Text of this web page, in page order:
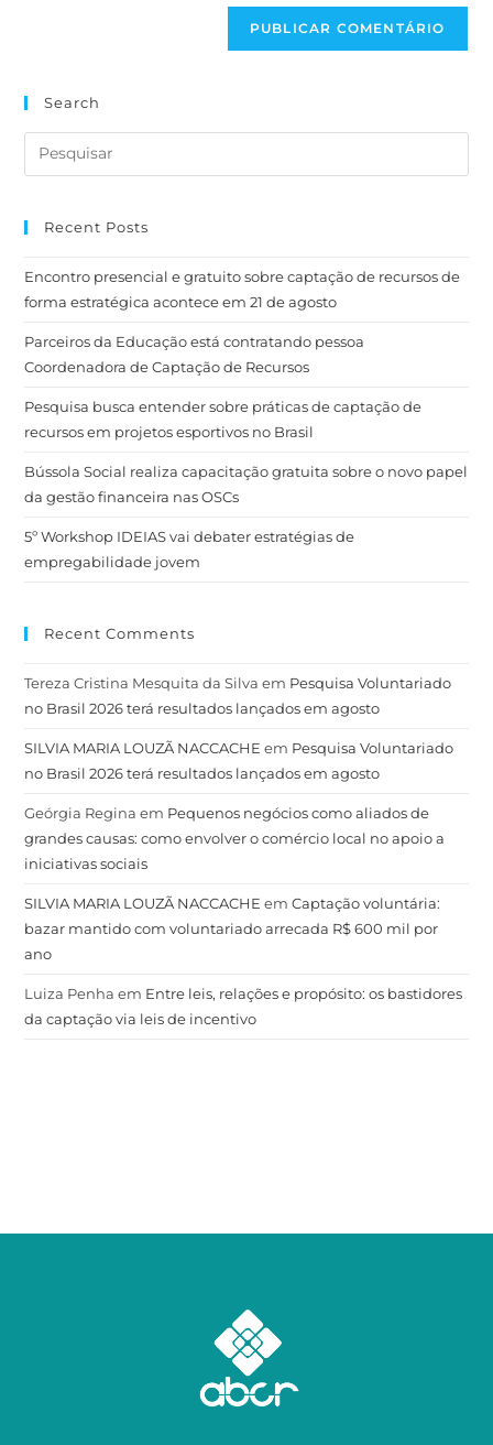
Search
Recent Posts
Encontro presencial e gratuito sobre captação de recursos de
forma estratégica acontece em 21 de agosto
Parceiros da Educação está contratando pessoa
Coordenadora de Captação de Recursos
Pesquisa busca entender sobre práticas de captação de
recursos em projetos esportivos no Brasil
Bússola Social realiza capacitação gratuita sobre o novo papel
da gestão financeira nas OSCs
5º Workshop IDEIAS vai debater estratégias de
empregabilidade jovem
Recent Comments
Tereza Cristina Mesquita da Silva em Pesquisa Voluntariado
no Brasil 2026 terá resultados lançados em agosto
SILVIA MARIA LOUZÃ NACCACHE em Pesquisa Voluntariado
no Brasil 2026 terá resultados lançados em agosto
Geórgia Regina em Pequenos negócios como aliados de
grandes causas: como envolver o comércio local no apoio a
iniciativas sociais
SILVIA MARIA LOUZÃ NACCACHE emCaptação voluntária:
bazar mantido com voluntariado arrecada R$ 600 mil por
ano
Luiza Penha em Entre leis, relações e propósito: os bastidores
da captação via leis de incentivo